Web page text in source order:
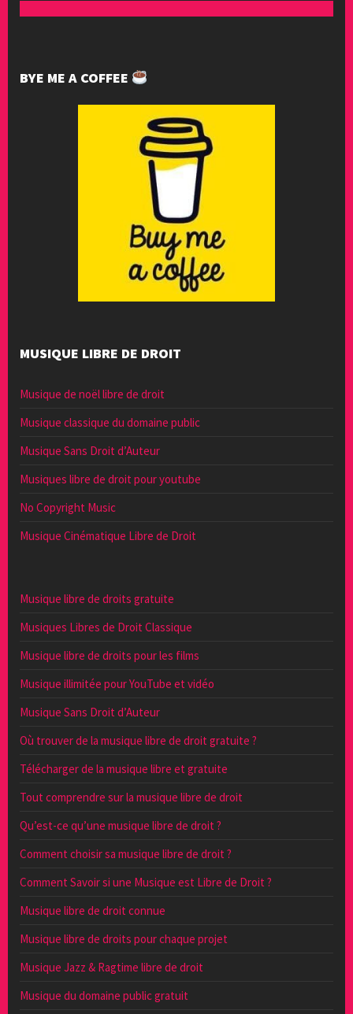
BYE ME A COFFEE
MUSIQUE LIBRE DE DROIT
Musique de noël libre de droit
Musique classique du domaine public
Musique Sans Droit d’Auteur
Musiques libre de droit pour youtube
No Copyright Music
Musique Cinématique Libre de Droit
Musique libre de droits gratuite
Musiques Libres de Droit Classique
Musique libre de droits pour les films
Musique illimitée pour YouTube et vidéo
Musique Sans Droit d’Auteur
Où trouver de la musique libre de droit gratuite ?
Télécharger de la musique libre et gratuite
Tout comprendre sur la musique libre de droit
Qu’est-ce qu’une musique libre de droit ?
Comment choisir sa musique libre de droit ?
Comment Savoir si une Musique est Libre de Droit ?
Musique libre de droit connue
Musique libre de droits pour chaque projet
Musique Jazz & Ragtime libre de droit
Musique du domaine public gratuit